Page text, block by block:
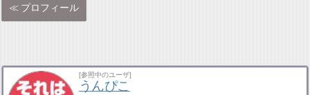
プロフィール
[参照中のユーザ]
うんぴこ